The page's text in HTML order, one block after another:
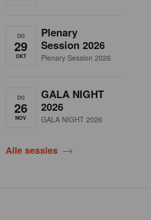
DO
29
OKT
Plenary
Session 2026
Plenary Session 2026
DO
26
NOV
GALA NIGHT
2026
GALA NIGHT 2026
Alle sessies